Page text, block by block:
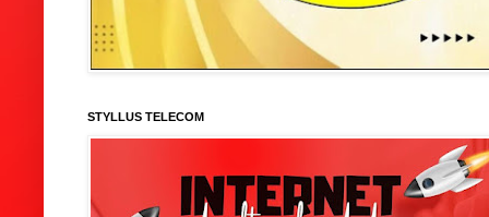
STYLLUS TELECOM